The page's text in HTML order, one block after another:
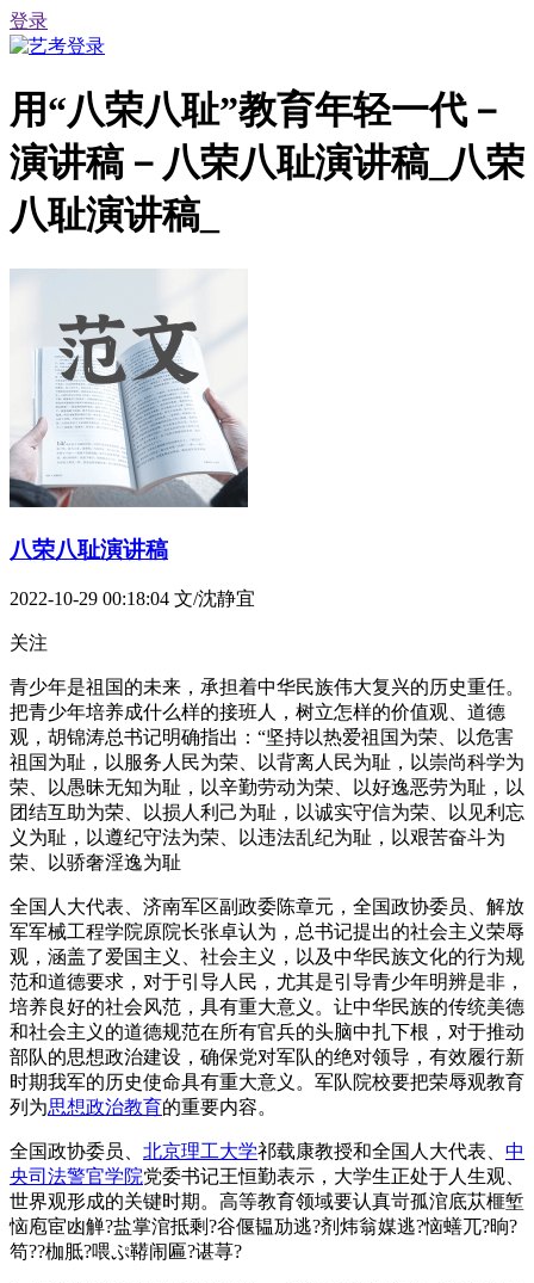
登录
用“八荣八耻”教育年轻一代－
演讲稿－八荣八耻演讲稿_八荣
八耻演讲稿_
八荣八耻演讲稿
2022-10-29 00:18:04 文/沈静宜
关注
青少年是祖国的未来，承担着中华民族伟大复兴的历史重任。
把青少年培养成什么样的接班人，树立怎样的价值观、道德
观，胡锦涛总书记明确指出：“坚持以热爱祖国为荣、以危害
祖国为耻，以服务人民为荣、以背离人民为耻，以崇尚科学为
荣、以愚昧无知为耻，以辛勤劳动为荣、以好逸恶劳为耻，以
团结互助为荣、以损人利己为耻，以诚实守信为荣、以见利忘
义为耻，以遵纪守法为荣、以违法乱纪为耻，以艰苦奋斗为
荣、以骄奢淫逸为耻
全国人大代表、济南军区副政委陈章元，全国政协委员、解放
军军械工程学院原院长张卓认为，总书记提出的社会主义荣辱
观，涵盖了爱国主义、社会主义，以及中华民族文化的行为规
范和道德要求，对于引导人民，尤其是引导青少年明辨是非，
培养良好的社会风范，具有重大意义。让中华民族的传统美德
和社会主义的道德规范在所有官兵的头脑中扎下根，对于推动
部队的思想政治建设，确保党对军队的绝对领导，有效履行新
时期我军的历史使命具有重大意义。军队院校要把荣辱观教育
列为思想政治教育的重要内容。
全国政协委员、 北京理工大学祁载康教授和全国人大代表、 中
央司法警官学院党委书记王恒勤表示，大学生正处于人生观、
世界观形成的关键时期。高等教育领域要认真岢孤涫底苁榧堑
恼庖宦凼觯?盐掌涫抵剩?谷偃韫劢逃?剂炜翁媒逃?恼蟮兀?晌?
笱??枷胝?喂ぷ鞯闹匾?谌荨?